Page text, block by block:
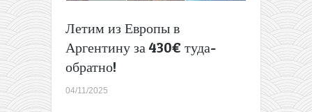
Летим из Европы в
Аргентину за 430€ туда-
обратно!
04/11/2025